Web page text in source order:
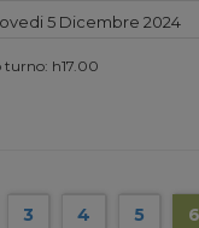
5 Dicembre 2024
turno: h17.00
3 4 5 6